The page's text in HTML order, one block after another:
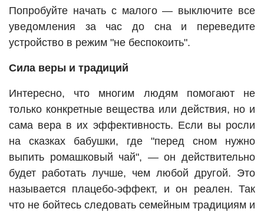
Попробуйте начать с малого — выключите все
уведомления за час до сна и переведите
устройство в режим "не беспокоить".
Сила веры и традиций
Интересно, что многим людям помогают не
только конкретные вещества или действия, но и
сама вера в их эффективность. Если вы росли
на сказках бабушки, где "перед сном нужно
выпить ромашковый чай", — он действительно
будет работать лучше, чем любой другой. Это
называется плацебо-эффект, и он реален. Так
что не бойтесь следовать семейным традициям и